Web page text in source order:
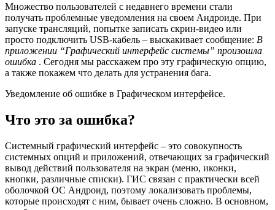
Множество пользователей с недавнего времени стали
получать проблемные уведомления на своем Андроиде. При
запуске трансляций, попытке записать скрин-видео или
просто подключить USB-кабель – выскакивает сообщение: В
приложении “Графический интерфейс системы” произошла
ошибка . Сегодня мы расскажем про эту графическую опцию,
а также покажем что делать для устранения бага.
Уведомление об ошибке в Графическом интерфейсе.
Что это за ошибка?
Системный графический интерфейс – это совокупность
системных опций и приложений, отвечающих за графический
вывод действий пользователя на экран (меню, иконки,
кнопки, различные списки). ГИС связан с практически всей
оболочкой ОС Андроид, поэтому локализовать проблемы,
которые происходят с ним, бывает очень сложно. В основном,